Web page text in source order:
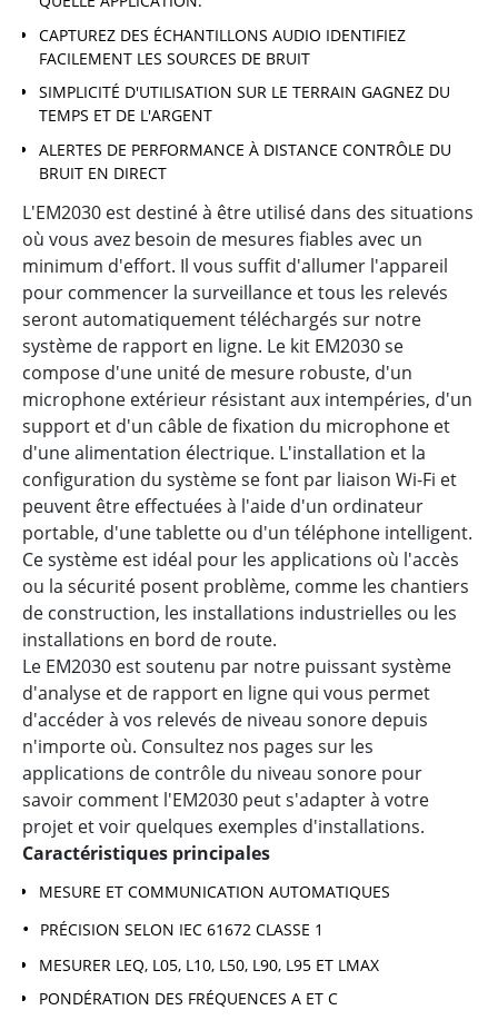
CAPTUREZ DES ÉCHANTILLONS AUDIO IDENTIFIEZ
FACILEMENT LES SOURCES DE BRUIT
SIMPLICITÉ D'UTILISATION SUR LE TERRAIN GAGNEZ DU
TEMPS ET DE L'ARGENT
ALERTES DE PERFORMANCE À DISTANCE CONTRÔLE DU
BRUIT EN DIRECT
L'EM2030 est destiné à être utilisé dans des situations
où vous avez besoin de mesures fiables avec un
minimum d'effort. Il vous suffit d'allumer l'appareil
pour commencer la surveillance et tous les relevés
seront automatiquement téléchargés sur notre
système de rapport en ligne. Le kit EM2030 se
compose d'une unité de mesure robuste, d'un
microphone extérieur résistant aux intempéries, d'un
support et d'un câble de fixation du microphone et
d'une alimentation électrique. L'installation et la
configuration du système se font par liaison Wi-Fi et
peuvent être effectuées à l'aide d'un ordinateur
portable, d'une tablette ou d'un téléphone intelligent.
Ce système est idéal pour les applications où l'accès
ou la sécurité posent problème, comme les chantiers
de construction, les installations industrielles ou les
installations en bord de route.
Le EM2030 est soutenu par notre puissant système
d'analyse et de rapport en ligne qui vous permet
d'accéder à vos relevés de niveau sonore depuis
n'importe où. Consultez nos pages sur les
applications de contrôle du niveau sonore pour
savoir comment l'EM2030 peut s'adapter à votre
projet et voir quelques exemples d'installations.
Caractéristiques principales
MESURE ET COMMUNICATION AUTOMATIQUES
PRÉCISION SELON IEC 61672 CLASSE 1
MESURER LEQ, L05, L10, L50, L90, L95 ET LMAX
PONDÉRATION DES FRÉQUENCES A ET C